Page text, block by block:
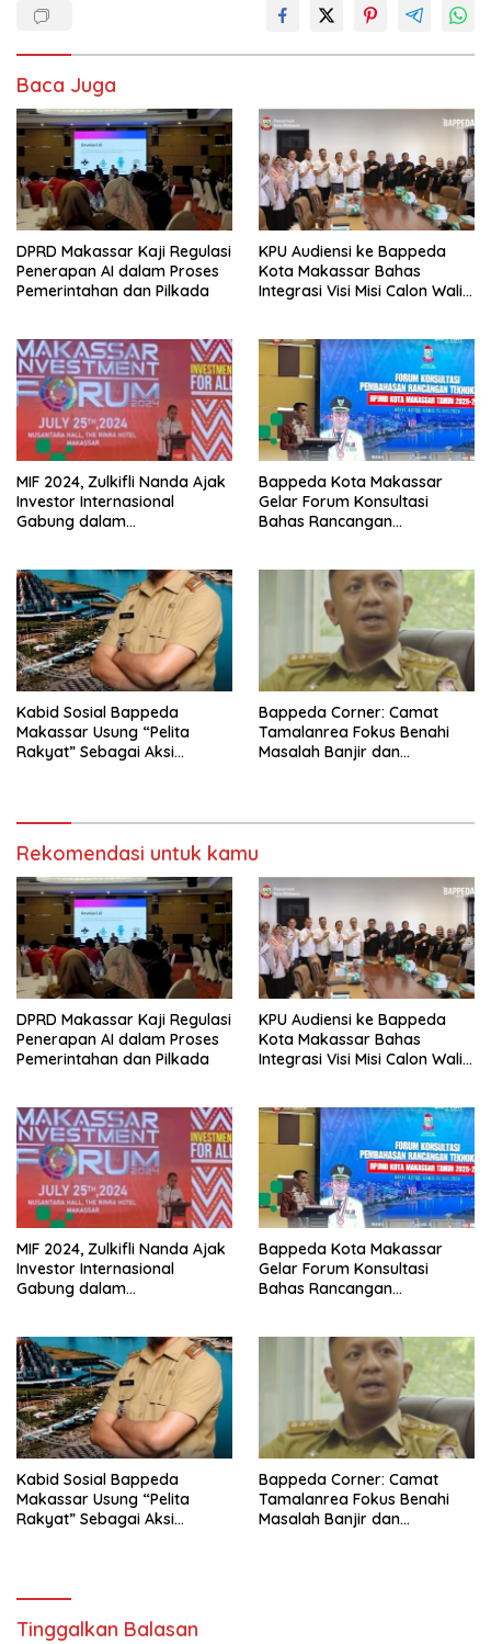
Baca Juga
DPRD Makassar Kaji Regulasi
Penerapan AI dalam Proses
Pemerintahan dan Pilkada
KPU Audiensi ke Bappeda
Kota Makassar Bahas
Integrasi Visi Misi Calon Wali
MIF 2024, Zulkifli Nanda Ajak
Investor Internasional
Gabung dalam
Bappeda Kota Makassar
Gelar Forum Konsultasi
Bahas Rancangan
Kabid Sosial Bappeda
Makassar Usung “Pelita
Rakyat” Sebagai Aksi
Bappeda Corner: Camat
Tamalanrea Fokus Benahi
Masalah Banjir dan
Rekomendasi untuk kamu
DPRD Makassar Kaji Regulasi
Penerapan AI dalam Proses
Pemerintahan dan Pilkada
KPU Audiensi ke Bappeda
Kota Makassar Bahas
Integrasi Visi Misi Calon Wali
MIF 2024, Zulkifli Nanda Ajak
Investor Internasional
Gabung dalam
Bappeda Kota Makassar
Gelar Forum Konsultasi
Bahas Rancangan
Kabid Sosial Bappeda
Makassar Usung “Pelita
Rakyat” Sebagai Aksi
Bappeda Corner: Camat
Tamalanrea Fokus Benahi
Masalah Banjir dan
Tinggalkan Balasan